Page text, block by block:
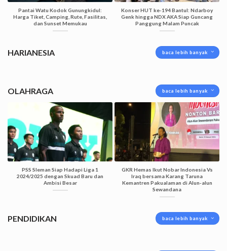
Pantai Watu Kodok Gunungkidul:
Harga Tiket, Camping, Rute, Fasilitas,
dan Sunset Memukau
Konser HUT ke-194 Bantul: Ndarboy
Genk hingga NDX AKA Siap Guncang
Panggung Malam Puncak
HARIANESIA baca lebih banyak
OLAHRAGA baca lebih banyak
PSS Sleman Siap Hadapi Liga 1
2024/2025 dengan Skuad Baru dan
Ambisi Besar
GKR Hemas Ikut Nobar Indonesia Vs
Iraq bersama Karang Taruna
Kemantren Pakualaman di Alun-alun
Sewandana
PENDIDIKAN baca lebih banyak